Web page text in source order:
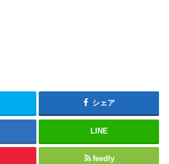
シェア
LINE
feedly